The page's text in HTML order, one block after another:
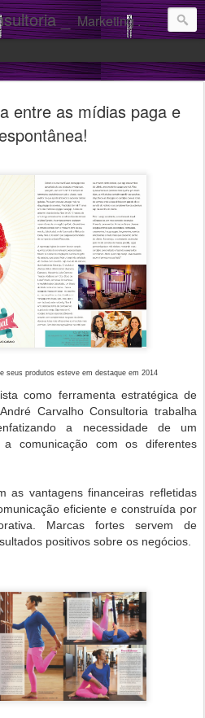
_ Marketing . Comunicação
entre as mídias paga e
seus produtos esteve em destaque em 2014
como ferramenta estratégica de
Carvalho Consultoria trabalha
a necessidade de um
a comunicação com os diferentes
as vantagens financeiras refletidas
eficiente e construída por
Marcas fortes servem de
positivos sobre os negócios.